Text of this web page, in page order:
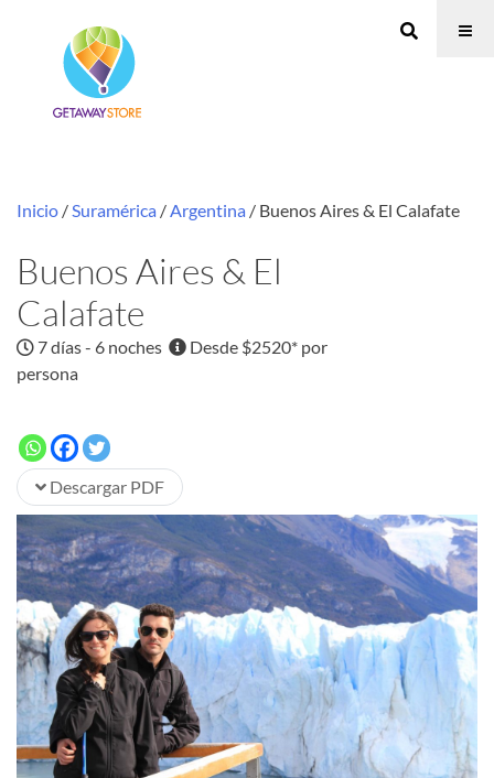
Inicio / Suramérica / Argentina / Buenos Aires & El Calafate
Buenos Aires & El
Calafate
7 días - 6 noches
Desde $2520* por
persona
Descargar PDF